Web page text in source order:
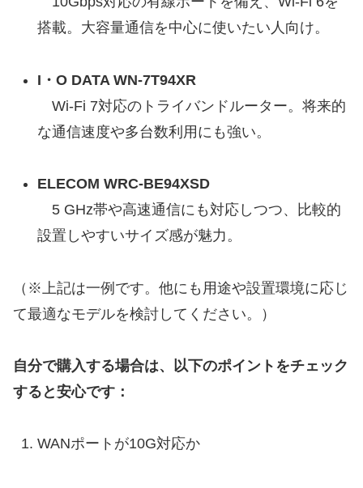
搭載。大容量通信を中心に使いたい人向け。
I・O DATA WN‑7T94XR
Wi-Fi 7対応のトライバンドルーター。将来的
な通信速度や多台数利用にも強い。
ELECOM WRC‑BE94XSD
5 GHz帯や高速通信にも対応しつつ、比較的
設置しやすいサイズ感が魅力。
（※上記は一例です。他にも用途や設置環境に応じ
て最適なモデルを検討してください。）
自分で購入する場合は、以下のポイントをチェック
すると安心です：
WANポートが10G対応か